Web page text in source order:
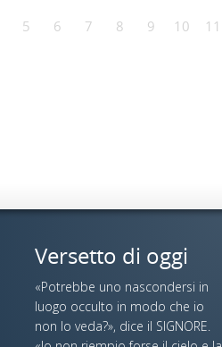
5 6 7 8 9 10 11
Versetto di oggi
«Potrebbe uno nascondersi in
luogo occulto in modo che io
non lo veda?», dice il SIGNORE.